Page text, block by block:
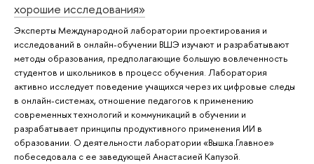
хорошие исследования»
Эксперты Международной лаборатории проектирования и
исследований в онлайн-обучении ВШЭ изучают и разрабатывают
методы образования, предполагающие большую вовлеченность
студентов и школьников в процесс обучения. Лаборатория
активно исследует поведение учащихся через их цифровые следы
в онлайн-системах, отношение педагогов к применению
современных технологий и коммуникаций в обучении и
разрабатывает принципы продуктивного применения ИИ в
образовании. О деятельности лаборатории «Вышка.Главное»
побеседовала с ее заведующей Анастасией Капузой.